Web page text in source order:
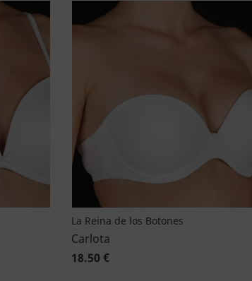
La Reina de los Botones
Carlota
18.50 €